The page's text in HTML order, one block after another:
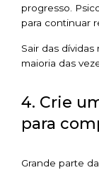
progresso.
para continuar
Sair das
maioria das
4. Crie
para
Grande parte